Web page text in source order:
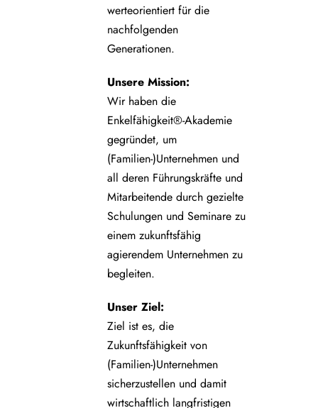
werteorientiert für die
nachfolgenden
Generationen.
Unsere Mission:
Wir haben die
Enkelfähigkeit®-Akademie
gegründet, um
(Familien-)Unternehmen und
all deren Führungskräfte und
Mitarbeitende durch gezielte
Schulungen und Seminare zu
einem zukunftsfähig
agierendem Unternehmen zu
begleiten.
Unser Ziel:
Ziel ist es, die
Zukunftsfähigkeit von
(Familien-)Unternehmen
sicherzustellen und damit
wirtschaftlich langfristigen